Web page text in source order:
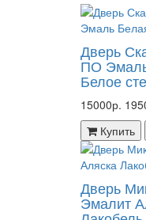
Дверь
ПО
Белое
15000р.
Купить
Дверь
Эмалит